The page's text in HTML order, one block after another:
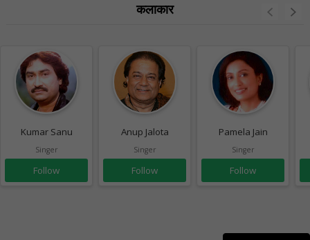
कलाकार
Kumar Sanu
Singer
Follow
Anup Jalota
Singer
Follow
Pamela Jain
Singer
Follow